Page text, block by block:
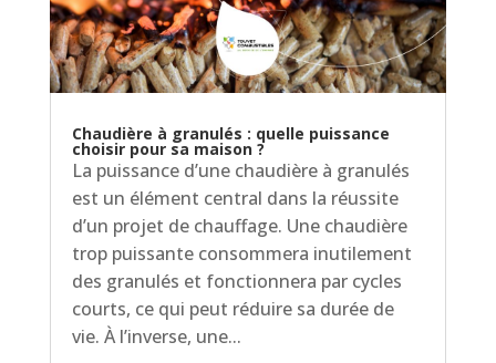
Chaudière à granulés : quelle puissance
choisir pour sa maison ?
La puissance d’une chaudière à granulés
est un élément central dans la réussite
d’un projet de chauffage. Une chaudière
trop puissante consommera inutilement
des granulés et fonctionnera par cycles
courts, ce qui peut réduire sa durée de
vie. À l’inverse, une...